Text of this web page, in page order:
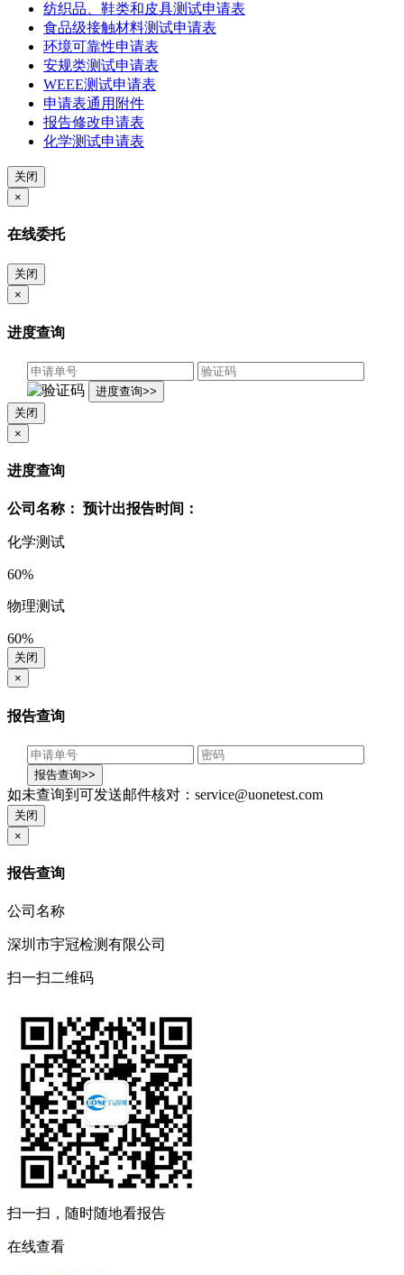
纺织品、鞋类和皮具测试申请表
食品级接触材料测试申请表
环境可靠性申请表
安规类测试申请表
WEEE测试申请表
申请表通用附件
报告修改申请表
化学测试申请表
关闭
×
在线委托
关闭
×
进度查询
关闭
×
进度查询
公司名称： 预计出报告时间：
化学测试
60%
物理测试
60%
关闭
×
报告查询
如未查询到可发送邮件核对：service@uonetest.com
关闭
×
报告查询
公司名称
深圳市宇冠检测有限公司
扫一扫二维码
扫一扫，随时随地看报告
在线查看